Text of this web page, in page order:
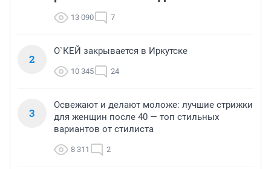
13 090 7
2
О`КЕЙ закрывается в Иркутске
10 345 24
3
Освежают и делают моложе: лучшие стрижки
для женщин после 40 — топ стильных
вариантов от стилиста
8 311 2